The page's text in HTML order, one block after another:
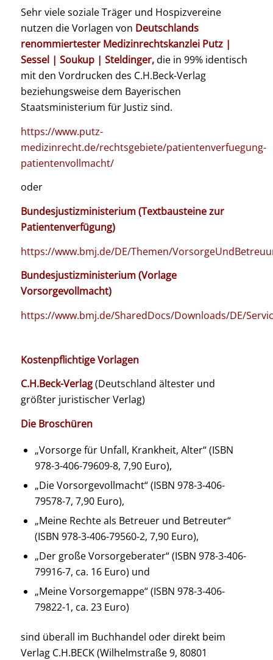
Sehr viele soziale Träger und Hospizvereine
nutzen die Vorlagen von Deutschlands
renommiertester Medizinrechtskanzlei Putz |
Sessel | Soukup | Steldinger,die in 99% identisch
mit den Vordrucken des C.H.Beck-Verlag
beziehungsweise dem Bayerischen
Staatsministerium für Justiz sind.
https://www.putz-
medizinrecht.de/rechtsgebiete/patientenverfuegung-
patientenvollmacht/
oder
Bundesjustizministerium (Textbausteine zur
Patientenverfügung)
https://www.bmj.de/DE/Themen/
Bundesjustizministerium (Vorlage
Vorsorgevollmacht)
https://www.bmj.de/SharedDocs/Downloads/DE/
Kostenpflichtige Vorlagen
C.H.Beck-Verlag(Deutschland ältester und
größter juristischer Verlag)
Die Broschüren
„Vorsorge für Unfall, Krankheit, Alter“ (ISBN
978-3-406-79609-8, 7,90 Euro),
„Die Vorsorgevollmacht“ (ISBN 978-3-406-
79578-7, 7,90 Euro),
„Meine Rechte als Betreuer und Betreuter“
(ISBN 978-3-406-79560-2, 7,90 Euro),
„Der große Vorsorgeberater“ (ISBN 978-3-406-
79916-7, ca. 16 Euro) und
„Meine Vorsorgemappe“ (ISBN 978-3-406-
79822-1, ca. 23 Euro)
sind überall im Buchhandel oder direkt beim
Verlag C.H.BECK (Wilhelmstraße 9, 80801